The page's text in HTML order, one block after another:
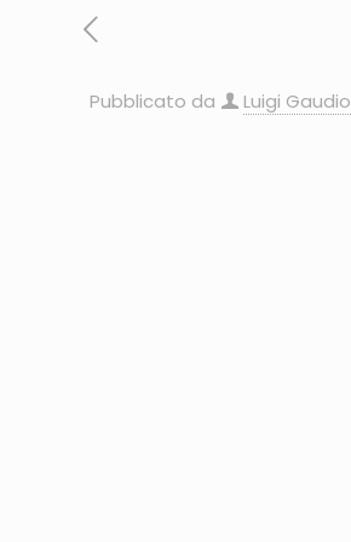
Pubblicato da Luigi Gaudio